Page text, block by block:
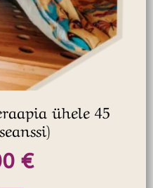
ühele 45
€